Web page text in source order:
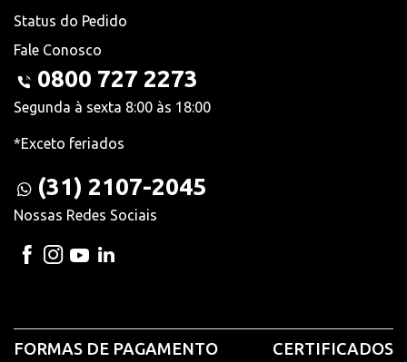
Status do Pedido
Fale Conosco
0800 727 2273
Segunda à sexta 8:00 às 18:00
*Exceto feriados
(31) 2107-2045
Nossas Redes Sociais
FORMAS DE PAGAMENTO CERTIFICADOS